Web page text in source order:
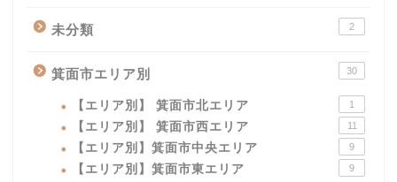
未分類 2
箕面市エリア別 30
【エリア別】 箕面市北エリア 1
【エリア別】 箕面市西エリア 11
【エリア別】箕面市中央エリア 9
【エリア別】箕面市東エリア 9